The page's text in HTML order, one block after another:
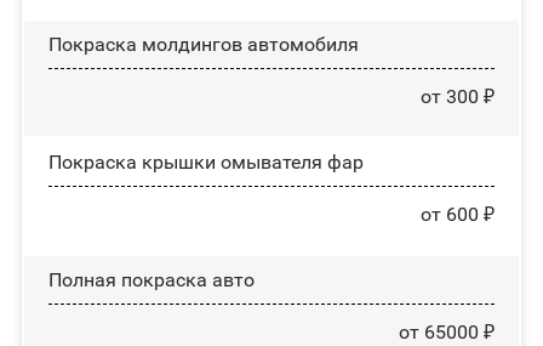
Покраска молдингов автомобиля
от 300 ₽
Покраска крышки омывателя фар
от 600 ₽
Полная покраска авто
от 65000 ₽